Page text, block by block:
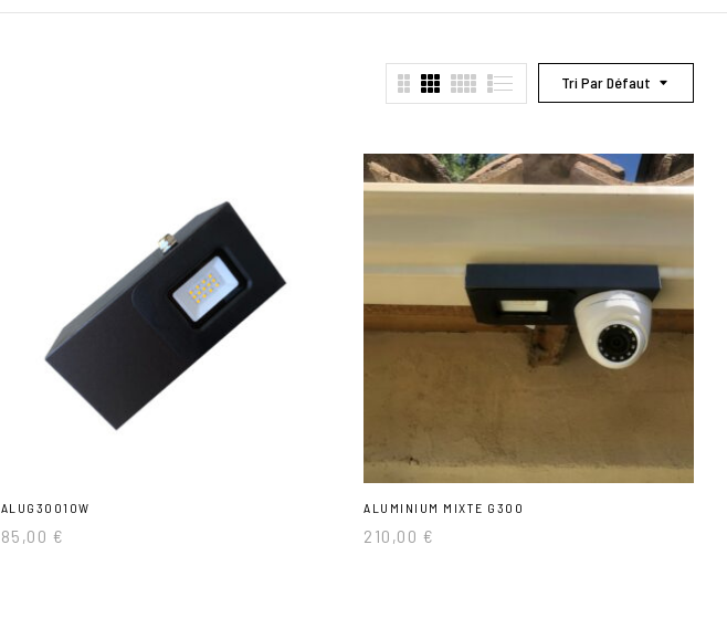
Tri Par Défaut
ALUG30010W
85,00 €
ALUMINIUM MIXTE G300
210,00 €